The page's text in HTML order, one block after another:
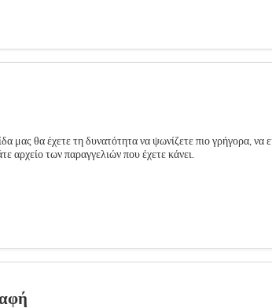
μας θα έχετε τη δυνατότητα να ψωνίζετε πιο γρήγορα, να
αρχείο των παραγγελιών που έχετε κάνει.